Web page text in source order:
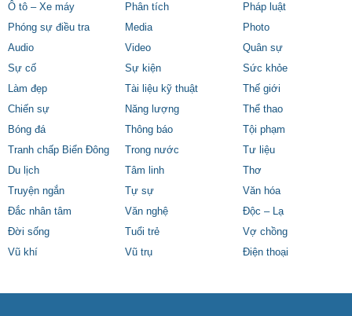
Ô tô – Xe máy
Phân tích
Pháp luật
Phóng sự điều tra
Media
Photo
Audio
Video
Quân sự
Sự cố
Sự kiện
Sức khỏe
Làm đẹp
Tài liệu kỹ thuật
Thế giới
Chiến sự
Năng lượng
Thể thao
Bóng đá
Thông báo
Tội phạm
Tranh chấp Biển Đông
Trong nước
Tư liệu
Du lịch
Tâm linh
Thơ
Truyện ngắn
Tự sự
Văn hóa
Đắc nhân tâm
Văn nghệ
Độc – Lạ
Đời sống
Tuổi trẻ
Vợ chồng
Vũ khí
Vũ trụ Điện thoại